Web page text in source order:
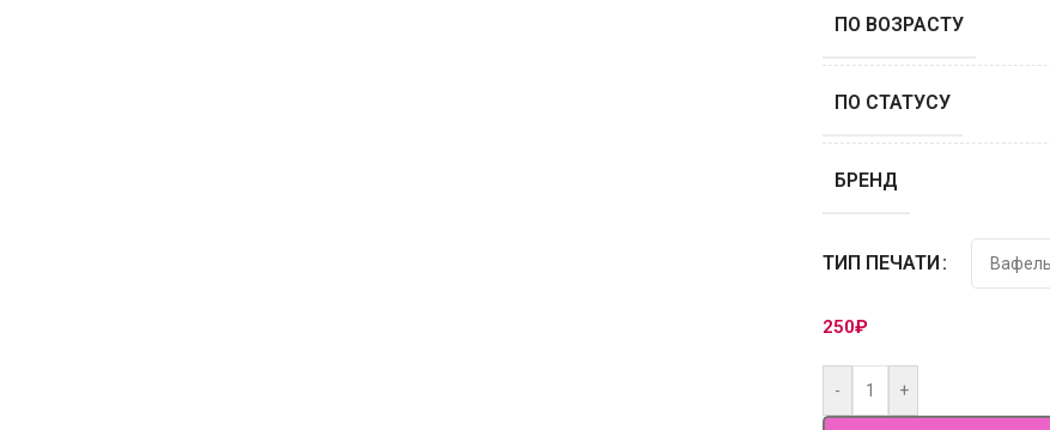
ПО ВОЗРАСТУ
ПО СТАТУСУ
БРЕНД
ТИП ПЕЧАТИ
250₽
- +